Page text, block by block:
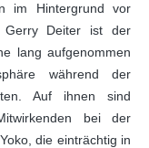
im Hintergrund vor
Deiter ist der
lang aufgenommen
während der
Auf ihnen sind
bei der
die einträchtig in